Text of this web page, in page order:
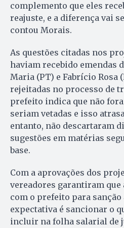
complemento que eles
reajuste, e a diferença vai
contou Morais.
As questões citadas nos
haviam recebido emendas
Maria (PT) e Fabrício Rosa
rejeitadas no processo de
prefeito indica que não
seriam vetadas e isso
entanto, não descartaram
sugestões em matérias
base.
Com a aprovações dos
vereadores garantiram que
com o prefeito para sanção
expectativa é sancionar o
incluir na folha salarial de